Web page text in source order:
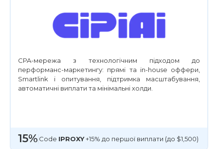
CPA-мережа з технологічним підходом до
перформанс-маркетингу: прямі та in-house оффери,
Smartlink і опитування, підтримка масштабування,
автоматичні виплати та мінімальні холди.
15% Code IPROXY+15% до першої виплати (до $1,500)